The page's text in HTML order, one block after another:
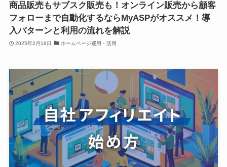
商品販売もサブスク販売も！オンライン販売から顧客
フォローまで自動化するならMyASPがオススメ！導
入パターンと利用の流れを解説
2025年2月18日 ホームページ運用・活用